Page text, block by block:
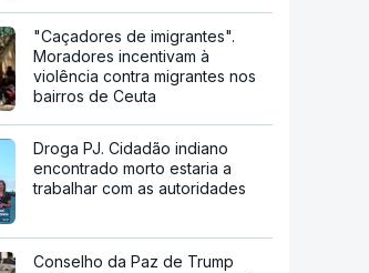
"Caçadores de imigrantes".
Moradores incentivam à
violência contra migrantes nos
bairros de Ceuta
Droga PJ. Cidadão indiano
encontrado morto estaria a
trabalhar com as autoridades
Conselho da Paz de Trump